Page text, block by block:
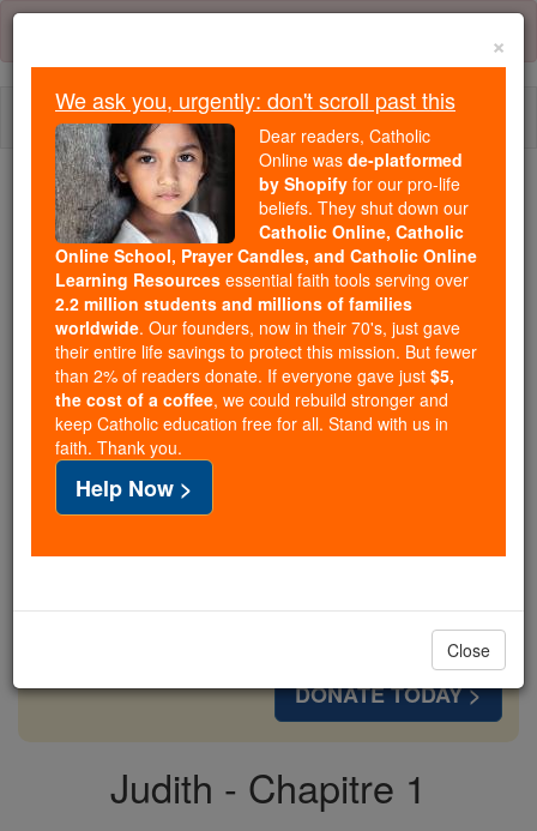
Skip
content
Because of You, 2.2 Million
Students Are Being Formed in the
Faith
Because of generous supporters like you,
Catholic Online School has already delivered
free, faithful Catholic education to over 2.2
million students across 193 countries. In an age
of noise and algorithms, you are helping form
souls with truth, prayer, Scripture, and Christ.
If everyone who reads this gave just $5 — the
free for all. Be Courageous. Be Catholic. Stand
DONATE TODAY >
Judith - Chapitre 1
×
We ask you, urgently: don't scroll past this
Dear readers, Catholic
Online was de-platformed
by Shopify for our pro-life
beliefs. They shut down our
Catholic Online, Catholic
Online School, Prayer Candles, and Catholic Online
Learning Resources essential faith tools serving over
2.2 million students and millions of families
worldwide. Our founders, now in their 70's, just gave
their entire life savings to protect this mission. But fewer
than 2% of readers donate. If everyone gave just $5,
the cost of a coffee, we could rebuild stronger and
keep Catholic education free for all. Stand with us in
faith. Thank you.
Help Now >
Close